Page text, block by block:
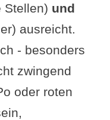
Stellen) und
ausreicht.
- besonders
zwingend
oder roten